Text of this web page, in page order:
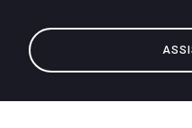
Brand